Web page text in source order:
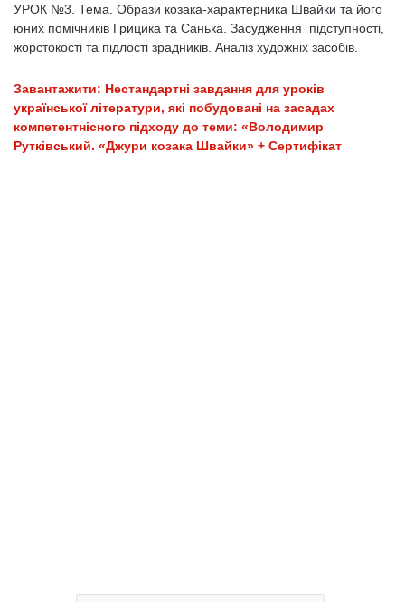
УРОК №3. Тема. Образи козака-характерника Швайки та його
юних помічників Грицика та Санька. Засудження підступності,
жорстокості та підлості зрадників. Аналіз художніх засобів.
Завантажити: Нестaндартні завдання для уроків
української літератури, які побудовані на засадах
компетентнісного підходу до теми: «Володимир
Рутківський. «Джури козака Швайки» + Сертифікат